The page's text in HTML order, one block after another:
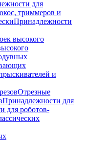
для
триммеров и
Принадлежности
высокого
и
Отрезные
Принадлежности для
для роботов-